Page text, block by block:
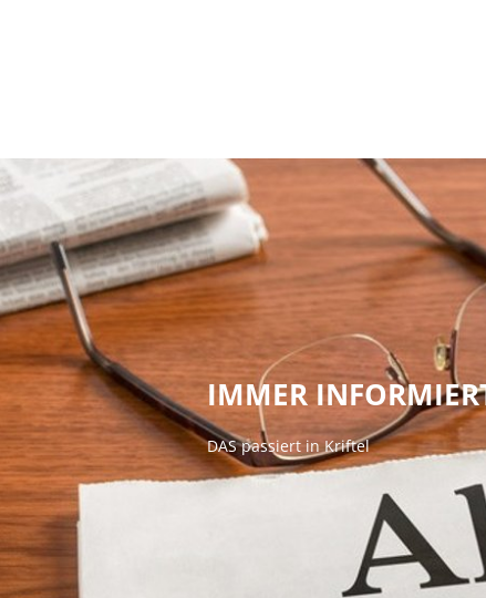
IMMER
DAS passiert in Kriftel